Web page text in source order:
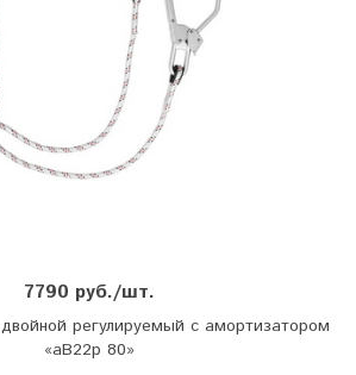
7790 руб./шт.
регулируемый с амортизатором
«аВ22р 80»